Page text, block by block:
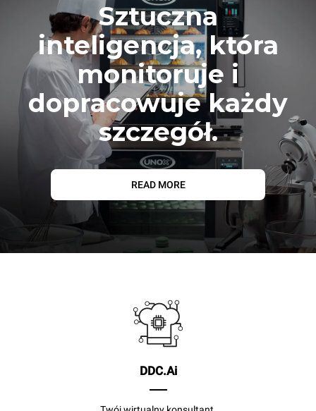
Sztuczna
inteligencja, która
monitoruje i
dopracowuje każdy
szczegół.
READ MORE
DDC.Ai